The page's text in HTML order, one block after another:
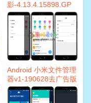
影-4.13.4.15898.GP
破解版
Android 小米文件管理
器v1-190628去广告版